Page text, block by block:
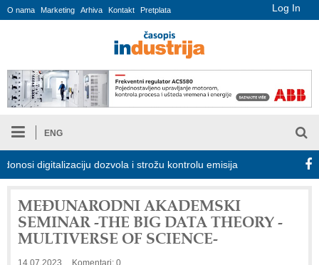
Log In
O nama Marketing Arhiva Kontakt Pretplata
ENG
digitalizaciju dozvola i strožu kontrolu emisija Proizvodnja
MEĐUNARODNI AKADEMSKI
SEMINAR -THE BIG DATA THEORY -
MULTIVERSE OF SCIENCE-
14.07.2023 Komentari: 0